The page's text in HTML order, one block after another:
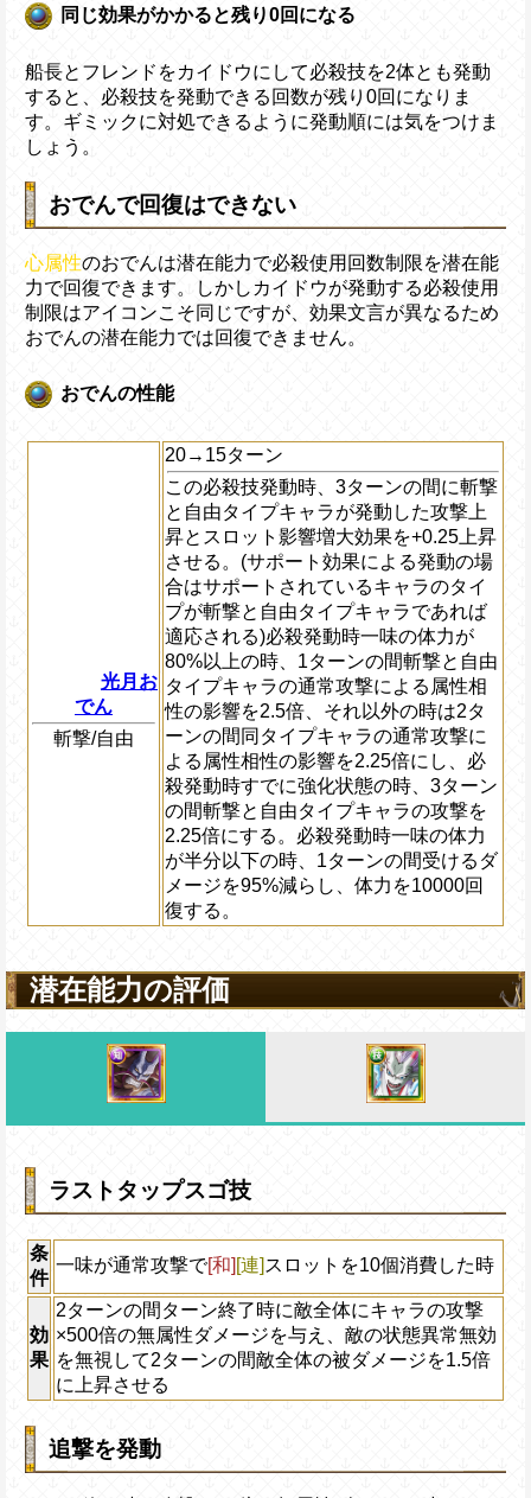
同じ効果がかかると残り0回になる
船長とフレンドをカイドウにして必殺技を2体とも発動
すると、必殺技を発動できる回数が残り0回になりま
す。ギミックに対処できるように発動順には気をつけま
しょう。
おでんで回復はできない
心属性のおでんは潜在能力で必殺使用回数制限を潜在能
力で回復できます。しかしカイドウが発動する必殺使用
制限はアイコンこそ同じですが、効果文言が異なるため
おでんの潜在能力では回復できません。
おでんの性能
光月お
でん
斬撃/自由
20→15ターン
この必殺技発動時、3ターンの間に斬撃
と自由タイプキャラが発動した攻撃上
昇とスロット影響増大効果を+0.25上昇
させる。(サポート効果による発動の場
合はサポートされているキャラのタイ
プが斬撃と自由タイプキャラであれば
適応される)必殺発動時一味の体力が
80%以上の時、1ターンの間斬撃と自由
タイプキャラの通常攻撃による属性相
性の影響を2.5倍、それ以外の時は2タ
ーンの間同タイプキャラの通常攻撃に
よる属性相性の影響を2.25倍にし、必
殺発動時すでに強化状態の時、3ターン
の間斬撃と自由タイプキャラの攻撃を
2.25倍にする。必殺発動時一味の体力
が半分以下の時、1ターンの間受けるダ
メージを95%減らし、体力を10000回
復する。
潜在能力の評価
ラストタップスゴ技
条
件
一味が通常攻撃で[和] [連] スロットを10個消費した時
効
果
2ターンの間ターン終了時に敵全体にキャラの攻撃
×500倍の無属性ダメージを与え、敵の状態異常無効
を無視して2ターンの間敵全体の被ダメージを1.5倍
に上昇させる
追撃を発動